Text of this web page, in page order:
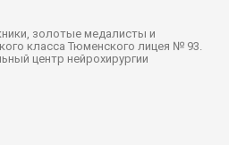
золотые медалисты и
класса Тюменского лицея № 93.
центр нейрохирургии